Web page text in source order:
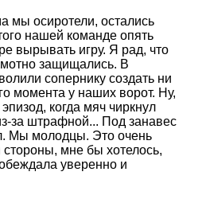
мы осиротели, остались
нашей команде опять
вырывать игру. Я рад, что
защищались. В
сопернику создать ни
момента у наших ворот. Ну,
когда мяч чиркнул
за штрафной... Под занавес
Мы молодцы. Это очень
стороны, мне бы хотелось,
уверенно и